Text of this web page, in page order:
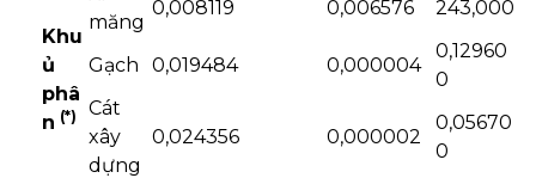
Khu
ủ
phâ
n (*)
măng
0,008119 0,006576 243,000
Gạch 0,019484 0,000004
0,12960
0
Cát
xây
dựng
0,024356 0,000002
0,05670
0